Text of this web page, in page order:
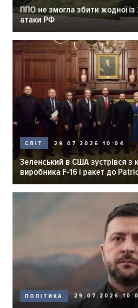
ППО не змогла збити жодної із
атаки РФ
СВІТ 29.07.2026 10:04
Зеленський в США зустрівся
виробника F-16 і ракет до
ПОЛІТИКА 29.07.2026